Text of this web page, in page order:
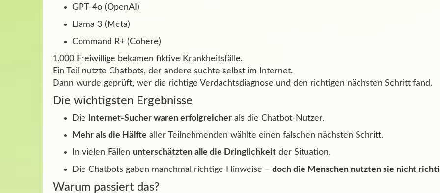
GPT-4o (OpenAI)
Llama 3 (Meta)
Command R+ (Cohere)
1.000 Freiwillige bekamen fiktive Krankheitsfälle.
Ein Teil nutzte Chatbots, der andere suchte selbst im Internet.
Dann wurde geprüft, wer die richtige Verdachtsdiagnose und den richtigen nächsten Schritt fand.
Die wichtigsten Ergebnisse
Die Internet-Sucher waren erfolgreicher als die Chatbot-Nutzer.
Mehr als die Hälfte aller Teilnehmenden wählte einen falschen nächsten Schritt.
In vielen Fällen unterschätzten alle die Dringlichkeit der Situation.
Die Chatbots gaben manchmal richtige Hinweise – doch die Menschen nutzten sie nicht
Warum passiert das?